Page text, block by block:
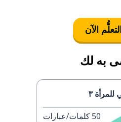
الآن
به لك
للمرأة ٣
50كلمات/عبارات